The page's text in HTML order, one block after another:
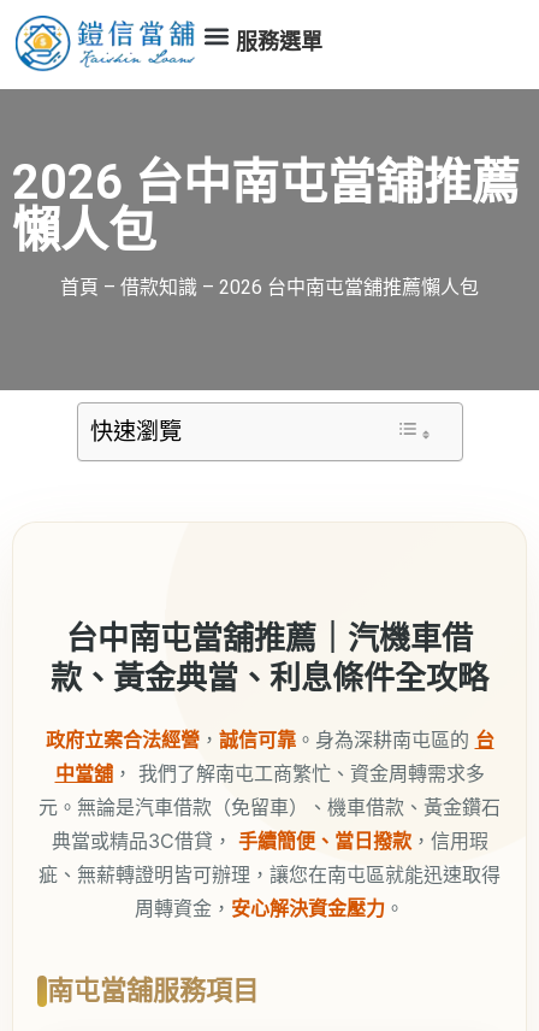
服務選單
2026 台中南屯當舖推薦
懶人包
首頁 – 借款知識 – 2026 台中南屯當舖推薦懶人包
快速瀏覽
台中南屯當舖推薦｜汽機車借
款、黃金典當、利息條件全攻略
政府立案合法經營， 誠信可靠。身為深耕南屯區的 台
中當舖， 我們了解南屯工商繁忙、資金周轉需求多
元。無論是汽車借款（免留車）、機車借款、黃金鑽石
典當或精品3C借貸， 手續簡便、當日撥款，信用瑕
疵、無薪轉證明皆可辦理，讓您在南屯區就能迅速取得
周轉資金， 安心解決資金壓力 。
南屯當舖服務項目